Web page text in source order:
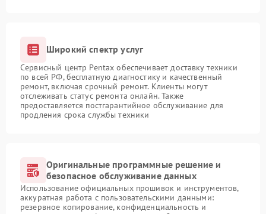
Широкий спектр услуг
Сервисный центр Pentax обеспечивает доставку техники
по всей РФ, бесплатную диагностику и качественный
ремонт, включая срочный ремонт. Клиенты могут
отслеживать статус ремонта онлайн. Также
предоставляется постгарантийное обслуживание для
продления срока службы техники
Оригинальные программные решение и
безопасное обслуживание данных
Использование официальных прошивок и инструментов,
аккуратная работа с пользовательскими данными:
резервное копирование, конфиденциальность и